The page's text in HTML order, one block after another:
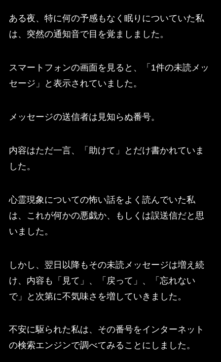
ある夜、特に何の予感もなく眠りについていた私
は、突然の通知音で目を覚ましました。
スマートフォンの画面を見ると、「1件の未読メッ
セージ」と表示されていました。
メッセージの送信者は見知らぬ番号。
内容はただ一言、「助けて」とだけ書かれていま
した。
心霊現象についての怖い話をよく読んでいた私
は、これが何かの悪戯か、もしくは誤送信だと思
いました。
しかし、翌日以降もその未読メッセージは増え続
け、内容も「見て」、「戻って」、「忘れない
で」と次第に不気味さを増していきました。
不安に駆られた私は、その番号をインターネット
の検索エンジンで調べてみることにしました。